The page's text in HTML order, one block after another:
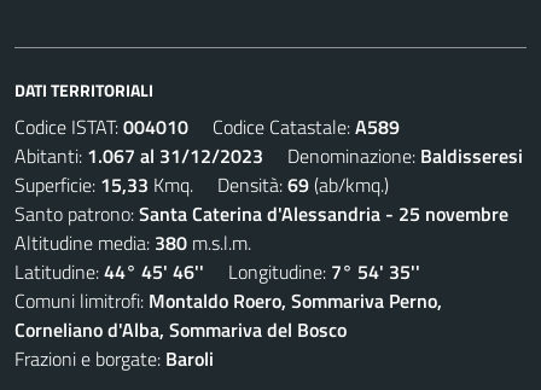
DATI TERRITORIALI
Codice ISTAT:004010 Codice Catastale:A589
Abitanti: 1.067 al 31/12/2023 Denominazione: Baldisseresi
Superficie: 15,33 Kmq. Densità:69(ab/kmq.)
Santo patrono:Santa Caterina d'Alessandria - 25 novembre
Altitudine media: 380 m.s.l.m.
Latitudine:44° 45' 46'' Longitudine: 7° 54' 35''
Comuni limitrofi: Montaldo Roero, Sommariva Perno,
Corneliano d'Alba, Sommariva del Bosco
Frazioni e borgate: Baroli